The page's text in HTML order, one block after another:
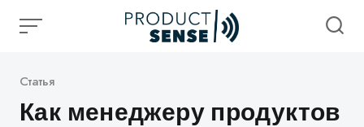
Категория
Статья
Как менеджеру продуктов